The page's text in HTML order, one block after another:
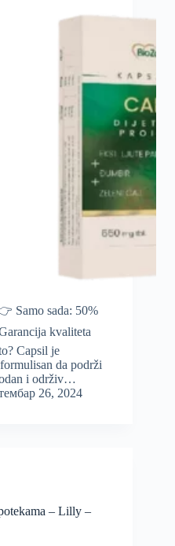
Samo sada: 50%
kvaliteta
Capsil je
da podrži
i održiv…
26, 2024
– Lilly –